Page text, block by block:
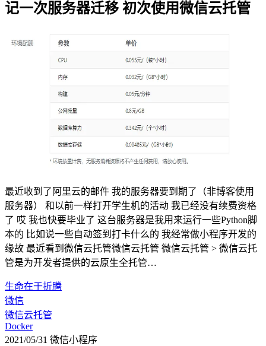
记一次服务器迁移 初次使用微信云托管
最近收到了阿里云的邮件 我的服务器要到期了（非博客使用
服务器） 和以前一样打开学生机的活动 我已经没有续费资格
了 哎 我也快要毕业了 这台服务器是我用来运行一些Python脚
本的 比如说一些自动签到打卡什么的 我经常做小程序开发的
缘故 最近看到微信云托管微信云托管 微信云托管 > 微信云托
管是为开发者提供的云原生全托管…
生命在于折腾
微信
微信云托管
Docker
2021/05/31 微信小程序